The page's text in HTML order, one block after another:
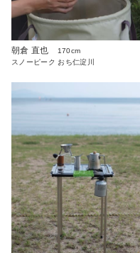
朝倉 直也
170cm
スノーピーク おち仁淀川